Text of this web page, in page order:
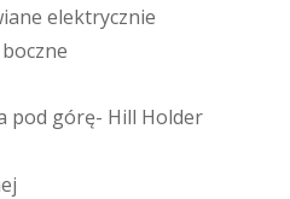
iane elektrycznie
boczne
pod górę- Hill Holder
ej